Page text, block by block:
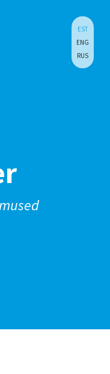
EST
ENG
RUS